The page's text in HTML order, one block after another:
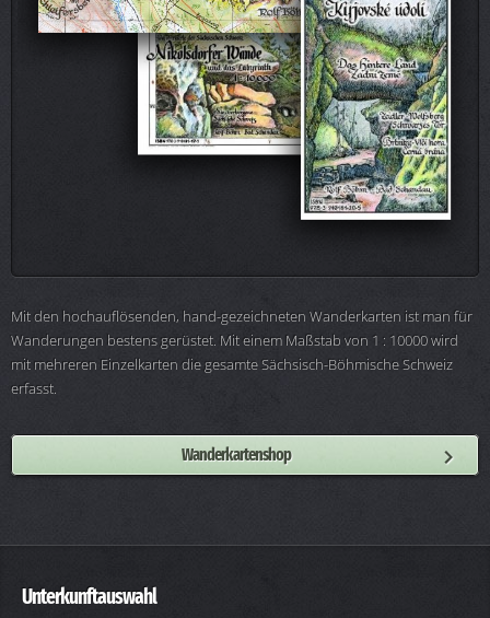
Mit den hochauflösenden, hand-gezeichneten Wanderkarten ist man für
Wanderungen bestens gerüstet. Mit einem Maßstab von 1 : 10000 wird
mit mehreren Einzelkarten die gesamte Sächsisch-Böhmische Schweiz
erfasst.
Wanderkartenshop
Unterkunftauswahl